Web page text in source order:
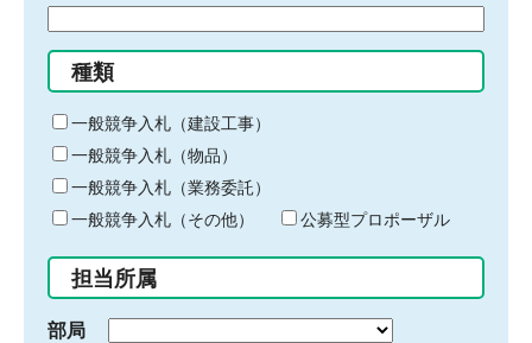
る
キ
ー
ワ
ー
ド
入
力
種類
一般競争入札（建設工事）
一般競争入札（物品）
一般競争入札（業務委託）
一般競争入札（その他）
公募型プロポーザル
担当所属
部局